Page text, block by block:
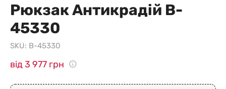
Рюкзак Антикрадій B-
45330
SKU: B-45330
від 3 977 грн